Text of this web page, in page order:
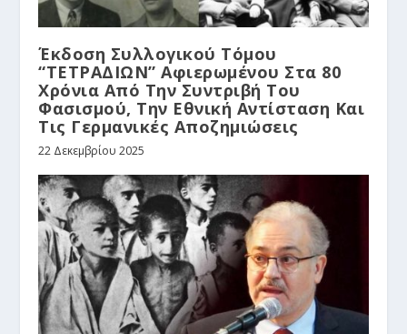
Έκδοση Συλλογικού Τόμου
“ΤΕΤΡΑΔΙΩΝ” Αφιερωμένου Στα 80
Χρόνια Από Την Συντριβή Του
Φασισμού, Την Εθνική Αντίσταση Και
Τις Γερμανικές Αποζημιώσεις
22 Δεκεμβρίου 2025